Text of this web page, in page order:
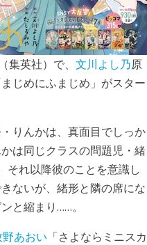
英社）で、 文川よし乃原
じめにふまじめ」がスター
りんかは、真面目でしっか
は同じクラスの問題児・緒
それ以降彼のことを意識し
ないが、緒形と隣の席にな
と縮まり……。
野あおい 「さよならミニスカ